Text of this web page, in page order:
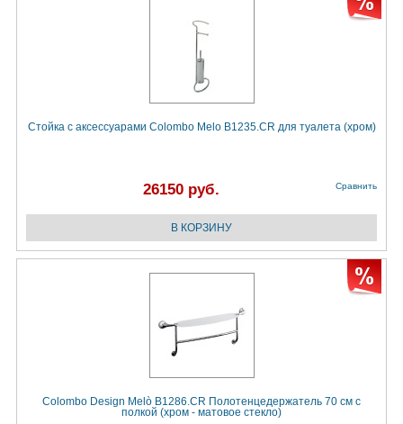
Стойка с аксессуарами Colombo Melo B1235.CR для туалета (хром)
26150 руб. Сравнить
Colombo Design Melò B1286.CR Полотенцедержатель 70 см с
полкой (хром - матовое стекло)